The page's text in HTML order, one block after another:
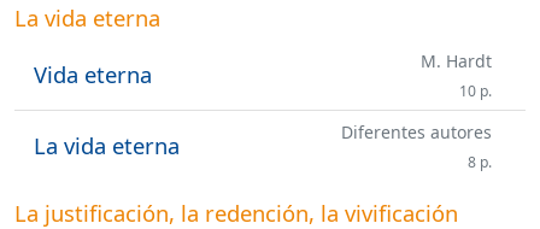
La vida eterna
Vida eterna
M. Hardt
10 p.
La vida eterna Diferentes autores
8 p.
La justificación, la redención, la vivificación